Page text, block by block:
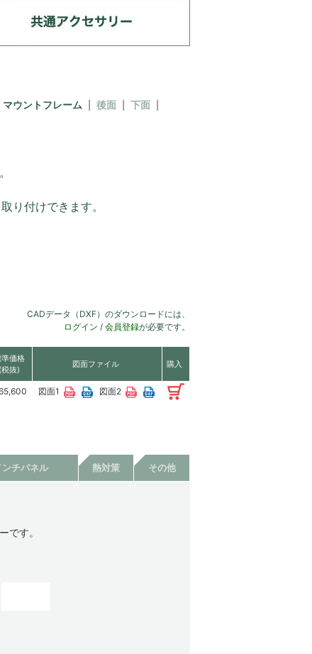
マウントフレーム 後面
下面
り付けできます。
CADデータ（DXF）のダウンロードには、
ログイン / 会員登録が必要です。
価格
(税抜)
図面ファイル 購入
図面1 図面2
ンチパネル 熱対策 その他
です。